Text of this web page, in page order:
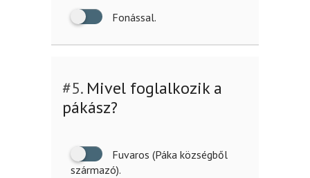
Fonással.
#5.Mivel foglalkozik a
pákász?
Fuvaros (Páka községből
származó).